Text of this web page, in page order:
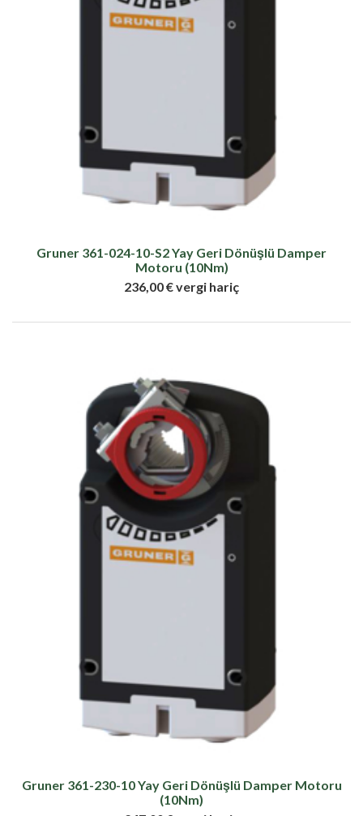
Gruner 361-024-10-S2 Yay Geri Dönüşlü Damper
Motoru (10Nm)
236,00 € vergi hariç
Gruner 361-230-10 Yay Geri Dönüşlü Damper Motoru
(10Nm)